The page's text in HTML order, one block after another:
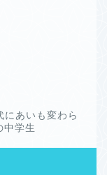
あいも変わら
中学生